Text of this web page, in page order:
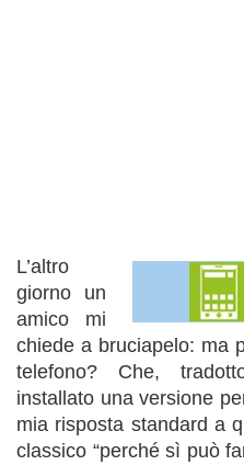
L’altro
giorno un
amico mi
chiede a bruciapelo: ma
telefono? Che,
installato una versione
mia risposta standard a
classico “perché sì può